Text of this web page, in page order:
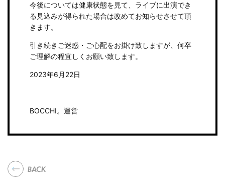
今後については健康状態を見て、ライブに出演でき
る見込みが得られた場合は改めてお知らせさせて頂
きます。
引き続きご迷惑・ご心配をお掛け致しますが、何卒
ご理解の程宜しくお願い致します。
2023年6月22日
BOCCHI。運営
BACK